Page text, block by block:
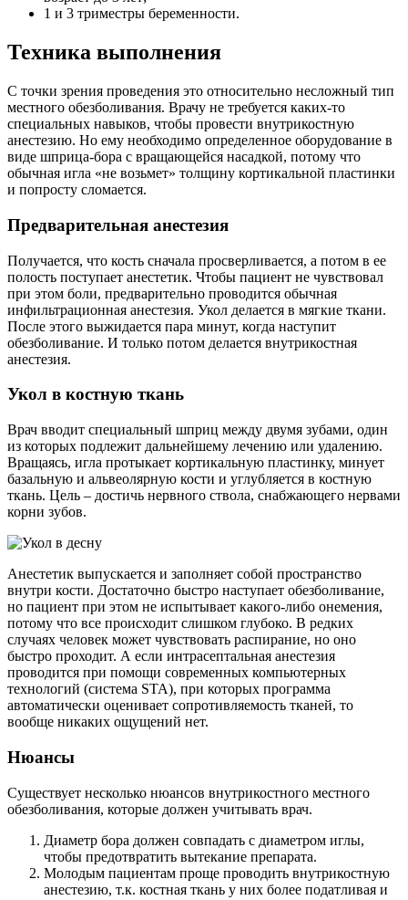
1 и 3 триместры беременности.
Техника выполнения
С точки зрения проведения это относительно несложный тип
местного обезболивания. Врачу не требуется каких-то
специальных навыков, чтобы провести внутрикостную
анестезию. Но ему необходимо определенное оборудование в
виде шприца-бора с вращающейся насадкой, потому что
обычная игла «не возьмет» толщину кортикальной пластинки
и попросту сломается.
Предварительная анестезия
Получается, что кость сначала просверливается, а потом в ее
полость поступает анестетик. Чтобы пациент не чувствовал
при этом боли, предварительно проводится обычная
инфильтрационная анестезия. Укол делается в мягкие ткани.
После этого выжидается пара минут, когда наступит
обезболивание. И только потом делается внутрикостная
анестезия.
Укол в костную ткань
Врач вводит специальный шприц между двумя зубами, один
из которых подлежит дальнейшему лечению или удалению.
Вращаясь, игла протыкает кортикальную пластинку, минует
базальную и альвеолярную кости и углубляется в костную
ткань. Цель – достичь нервного ствола, снабжающего нервами
корни зубов.
Анестетик выпускается и заполняет собой пространство
внутри кости. Достаточно быстро наступает обезболивание,
но пациент при этом не испытывает какого-либо онемения,
потому что все происходит слишком глубоко. В редких
случаях человек может чувствовать распирание, но оно
быстро проходит. А если интрасептальная анестезия
проводится при помощи современных компьютерных
технологий (система STA), при которых программа
автоматически оценивает сопротивляемость тканей, то
вообще никаких ощущений нет.
Нюансы
Существует несколько нюансов внутрикостного местного
обезболивания, которые должен учитывать врач.
Диаметр бора должен совпадать с диаметром иглы,
чтобы предотвратить вытекание препарата.
Молодым пациентам проще проводить внутрикостную
анестезию, т.к. костная ткань у них более податливая и